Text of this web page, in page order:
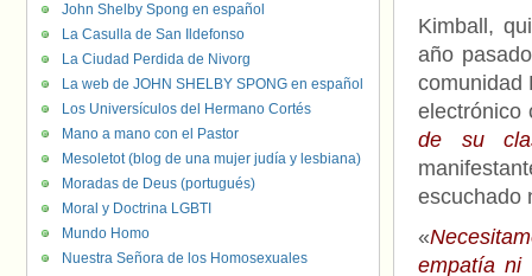
Kimball,
año
comunidad
electrónico
de su
escuchado
«
empatía ni
John Shelby Spong en español
La Casulla de San Ildefonso
La Ciudad Perdida de Nivorg
La web de JOHN SHELBY SPONG en español
Los Universículos del Hermano Cortés
Mano a mano con el Pastor
Mesoletot (blog de una mujer judía y lesbiana)
Moradas de Deus (portugués)
Moral y Doctrina LGBTI
Mundo Homo
Nuestra Señora de los Homosexuales